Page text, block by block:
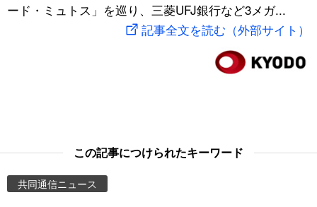
文化
動画/Live
Images
スポーツ・東京2020
ード・ミュトス」を巡り、三菱UFJ銀行など3メガ...
記事全文を読む（外部サイト）
この記事につけられたキーワード
共同通信ニュース